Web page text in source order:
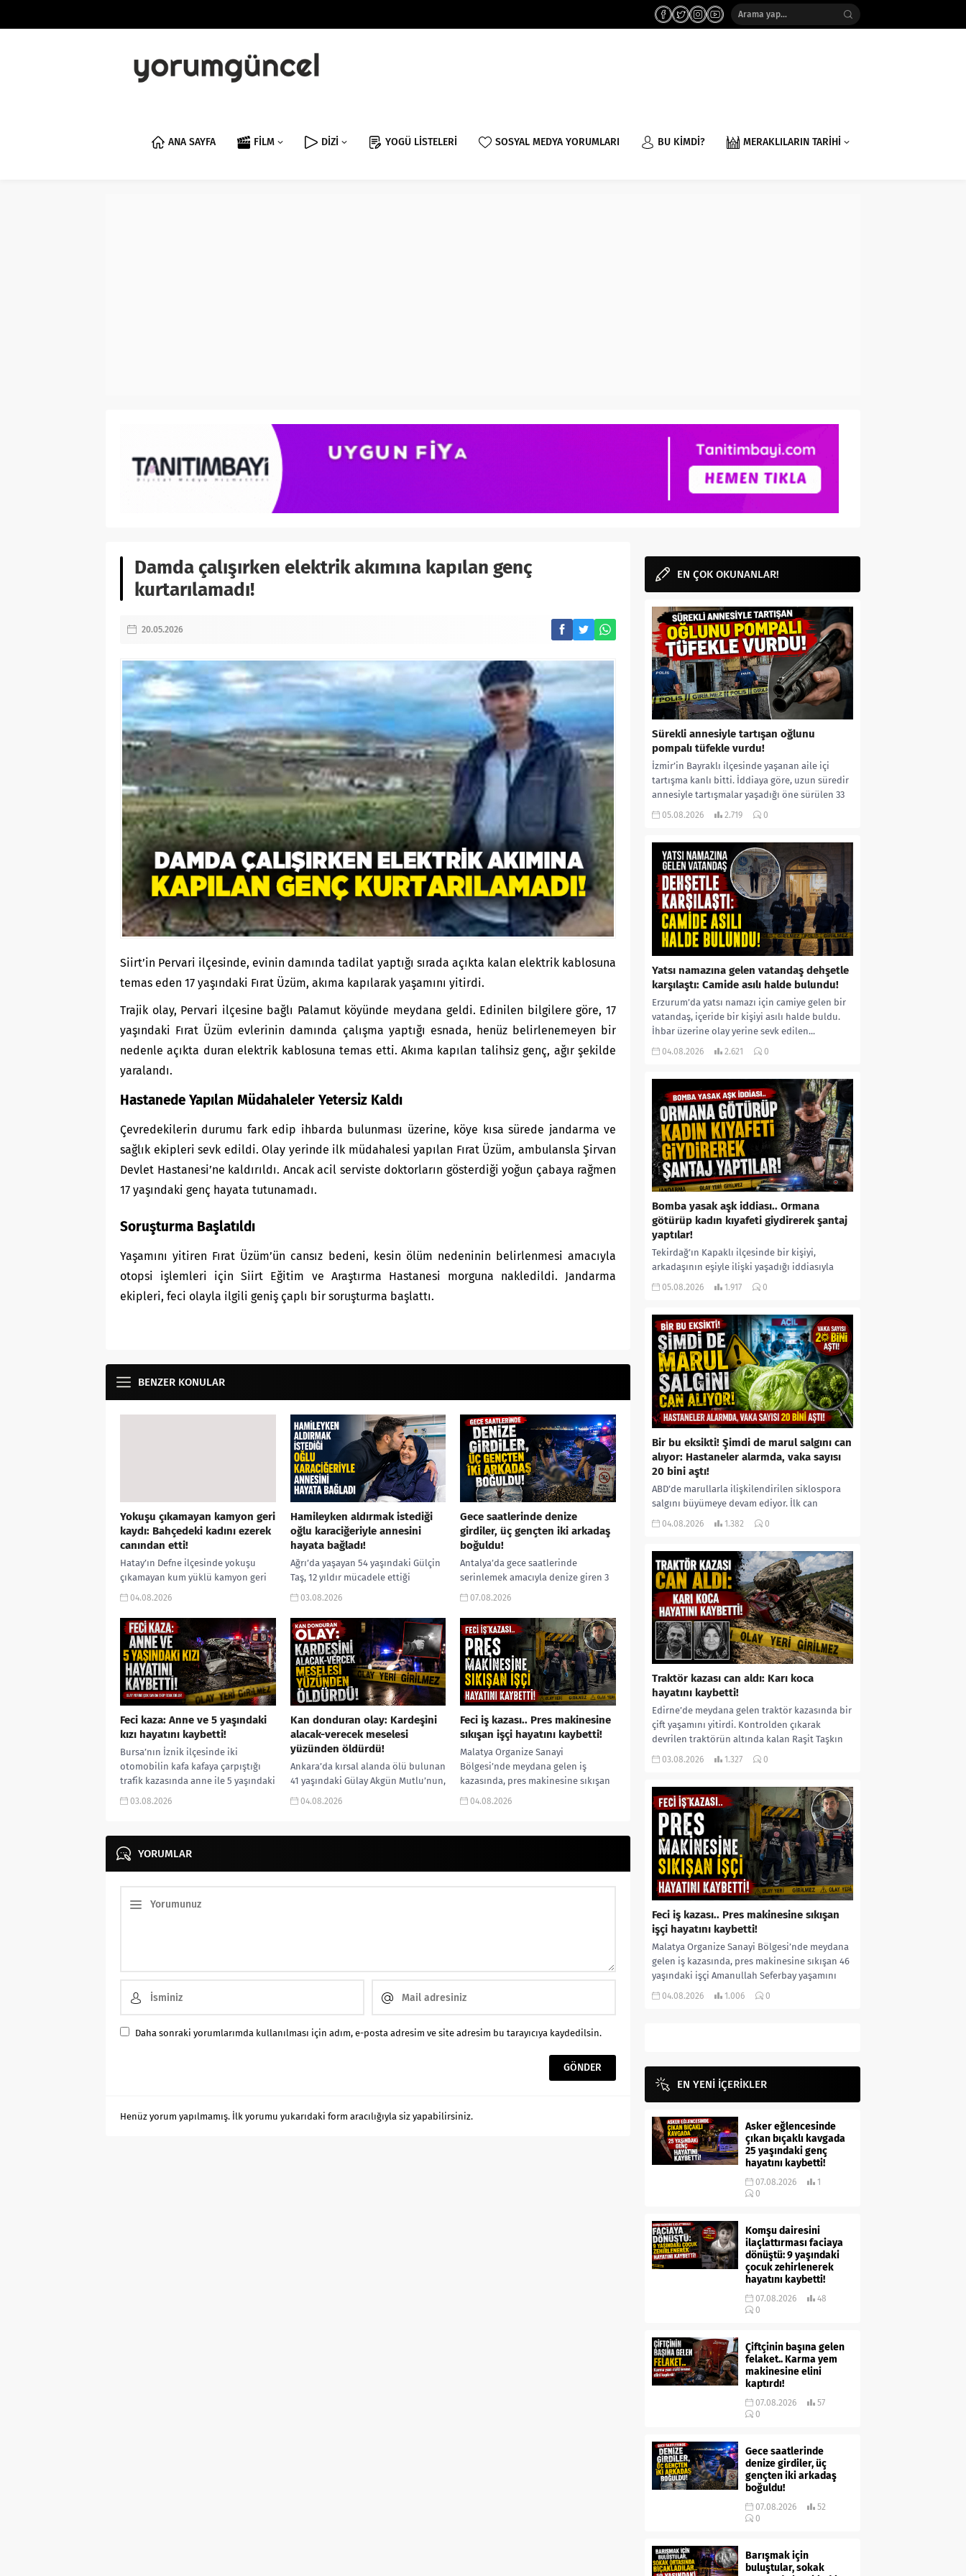
ANA SAYFA FİLM DİZİ YOGÜ LİSTELERİ SOSYAL MEDYA YORUMLARI BU KİMDİ? MERAKLILARIN TARİHİ
Damda çalışırken elektrik akımına kapılan genç
kurtarılamadı!
20.05.2026
Siirt’in Pervari ilçesinde, evinin damında tadilat yaptığı sırada açıkta kalan elektrik kablosuna
temas eden 17 yaşındaki Fırat Üzüm, akıma kapılarak yaşamını yitirdi.
Trajik olay, Pervari ilçesine bağlı Palamut köyünde meydana geldi. Edinilen bilgilere göre, 17
yaşındaki Fırat Üzüm evlerinin damında çalışma yaptığı esnada, henüz belirlenemeyen bir
nedenle açıkta duran elektrik kablosuna temas etti. Akıma kapılan talihsiz genç, ağır şekilde
yaralandı.
Hastanede Yapılan Müdahaleler Yetersiz Kaldı
Çevredekilerin durumu fark edip ihbarda bulunması üzerine, köye kısa sürede jandarma ve
sağlık ekipleri sevk edildi. Olay yerinde ilk müdahalesi yapılan Fırat Üzüm, ambulansla Şirvan
Devlet Hastanesi’ne kaldırıldı. Ancak acil serviste doktorların gösterdiği yoğun çabaya rağmen
17 yaşındaki genç hayata tutunamadı.
Soruşturma Başlatıldı
Yaşamını yitiren Fırat Üzüm’ün cansız bedeni, kesin ölüm nedeninin belirlenmesi amacıyla
otopsi işlemleri için Siirt Eğitim ve Araştırma Hastanesi morguna nakledildi. Jandarma
ekipleri, feci olayla ilgili geniş çaplı bir soruşturma başlattı.
BENZER KONULAR
Yokuşu çıkamayan kamyon geri
kaydı: Bahçedeki kadını ezerek
canından etti!
Hatay’ın Defne ilçesinde yokuşu
çıkamayan kum yüklü kamyon geri
kayarak bir apartmanın bahçesine
yaşındaki Sakine...
04.08.2026
Hamileyken aldırmak istediği
oğlu karaciğeriyle annesini
hayata bağladı!
Ağrı’da yaşayan 54 yaşındaki Gülçin
Taş, 12 yıldır mücadele ettiği
karaciğer yetmezliği nedeniyle
önce dünyaya...
03.08.2026
Gece saatlerinde denize
girdiler, üç gençten iki arkadaş
boğuldu!
Antalya’da gece saatlerinde
serinlemek amacıyla denize giren 3
arkadaştan 2’si yaşamını yitirdi.
yürüttüğü arama çalışmaları...
07.08.2026
Feci kaza: Anne ve 5 yaşındaki
kızı hayatını kaybetti!
Bursa’nın İznik ilçesinde iki
otomobilin kafa kafaya çarpıştığı
trafik kazasında anne ile 5 yaşındaki
kızı yaşamını yitirirken, aralarında
03.08.2026
Kan donduran olay: Kardeşini
alacak-verecek meselesi
yüzünden öldürdü!
Ankara’da kırsal alanda ölü bulunan
41 yaşındaki Gülay Akgün Mutlu’nun,
erkek kardeşi tarafından ticari
04.08.2026
Feci iş kazası.. Pres makinesine
sıkışan işçi hayatını kaybetti!
Malatya Organize Sanayi
Bölgesi’nde meydana gelen iş
kazasında, pres makinesine sıkışan
46 yaşındaki işçi Amanullah
04.08.2026
YORUMLAR
Daha sonraki yorumlarımda kullanılması için adım, e-posta adresim ve site adresim bu tarayıcıya kaydedilsin.
Henüz yorum yapılmamış. İlk yorumu yukarıdaki form aracılığıyla siz yapabilirsiniz.
EN ÇOK OKUNANLAR!
Sürekli annesiyle tartışan oğlunu
pompalı tüfekle vurdu!
İzmir’in Bayraklı ilçesinde yaşanan aile içi
tartışma kanlı bitti. İddiaya göre, uzun süredir
annesiyle tartışmalar yaşadığı öne sürülen 33
yaşındaki...
05.08.2026 2.719 0
Yatsı namazına gelen vatandaş dehşetle
karşılaştı: Camide asılı halde bulundu!
Erzurum’da yatsı namazı için camiye gelen bir
vatandaş, içeride bir kişiyi asılı halde buldu.
İhbar üzerine olay yerine sevk edilen...
04.08.2026 2.621 0
Bomba yasak aşk iddiası.. Ormana
götürüp kadın kıyafeti giydirerek şantaj
yaptılar!
Tekirdağ’ın Kapaklı ilçesinde bir kişiyi,
arkadaşının eşiyle ilişki yaşadığı iddiasıyla
ormanlık alana götürerek zorla kadın
05.08.2026 1.917 0
Bir bu eksikti! Şimdi de marul salgını can
alıyor: Hastaneler alarmda, vaka sayısı
20 bini aştı!
ABD’de marullarla ilişkilendirilen siklospora
salgını büyümeye devam ediyor. İlk can
kayıplarının yaşandığı salgında vaka sayısının
04.08.2026 1.382 0
Traktör kazası can aldı: Karı koca
hayatını kaybetti!
Edirne’de meydana gelen traktör kazasında bir
çift yaşamını yitirdi. Kontrolden çıkarak
devrilen traktörün altında kalan Raşit Taşkın
ile eşi Fatma...
03.08.2026 1.327 0
Feci iş kazası.. Pres makinesine sıkışan
işçi hayatını kaybetti!
Malatya Organize Sanayi Bölgesi’nde meydana
gelen iş kazasında, pres makinesine sıkışan 46
yaşındaki işçi Amanullah Seferbay yaşamını
yitirdi. Olayla ilgili...
04.08.2026 1.006 0
EN YENİ İÇERİKLER
Asker eğlencesinde
çıkan bıçaklı kavgada
25 yaşındaki genç
hayatını kaybetti!
07.08.2026
1
0
Komşu dairesini
ilaçlattırması faciaya
dönüştü: 9 yaşındaki
çocuk zehirlenerek
hayatını kaybetti!
07.08.2026
48
0
Çiftçinin başına gelen
felaket.. Karma yem
makinesine elini
kaptırdı!
07.08.2026
57
0
Gece saatlerinde
denize girdiler, üç
gençten iki arkadaş
boğuldu!
07.08.2026
52
0
Barışmak için
buluştular, sokak